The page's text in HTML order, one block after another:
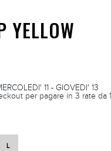
YELLOW
11 - GIOVEDI' 13
per pagare in 3 rate da
L